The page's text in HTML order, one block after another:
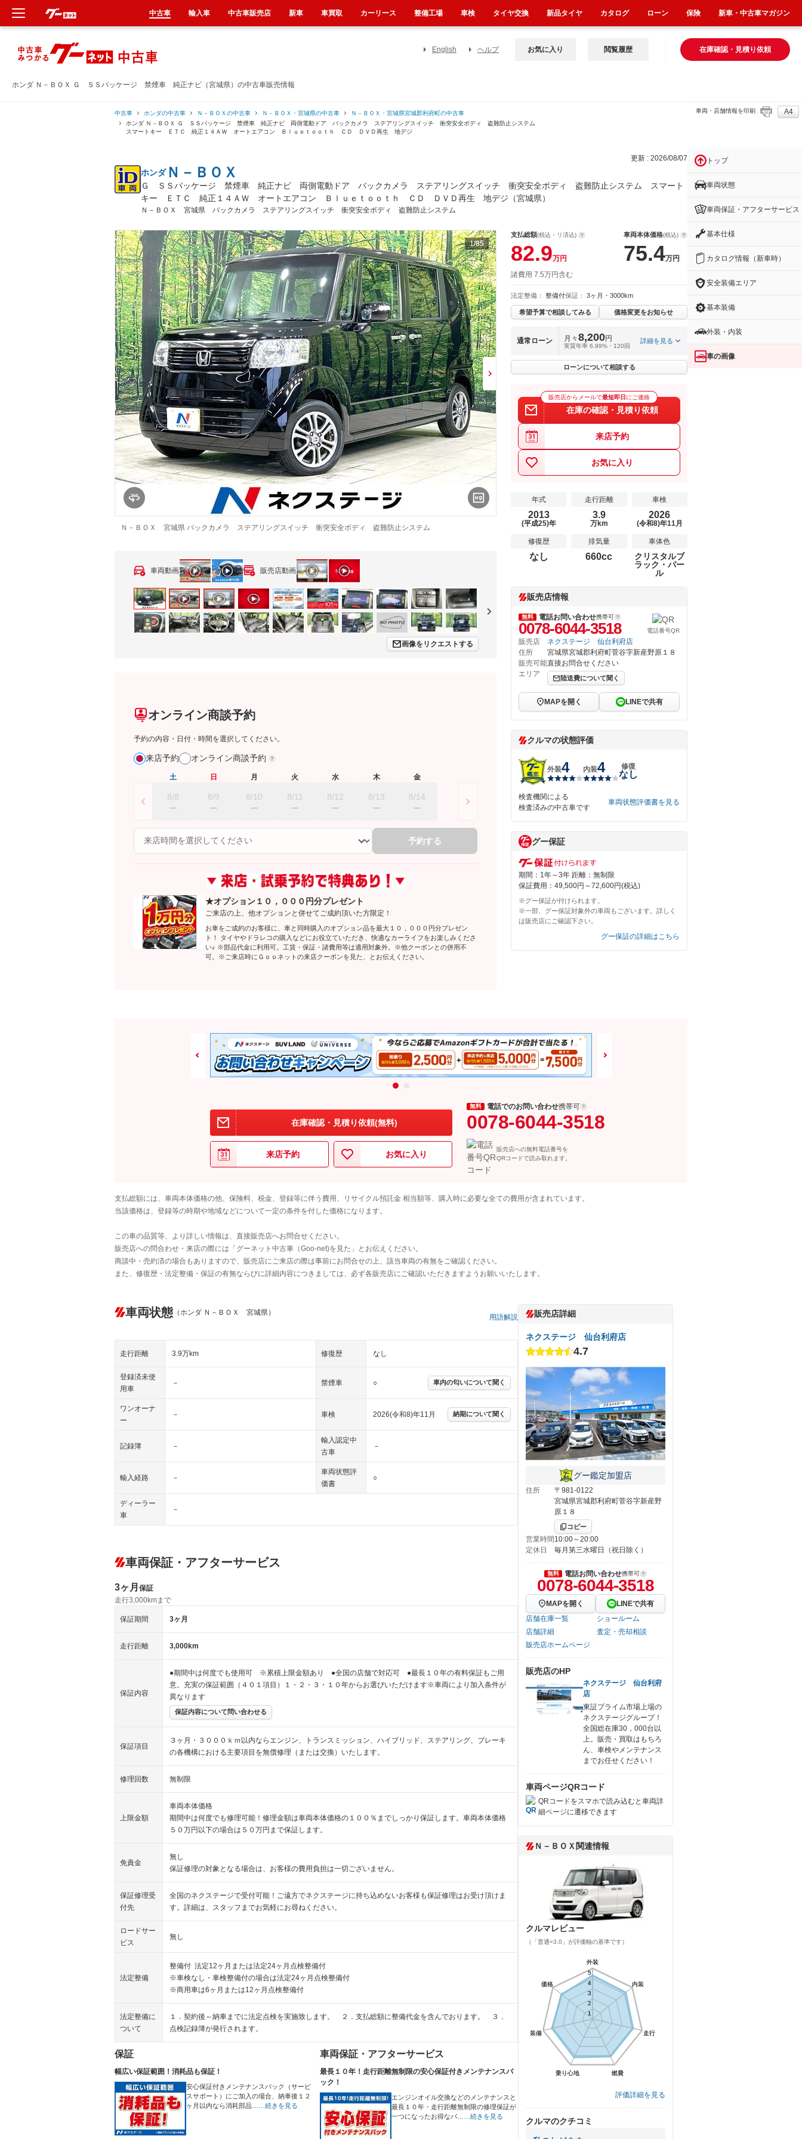
ホンダ Ｎ－ＢＯＸ Ｇ ＳＳパッケージ 禁煙車 純正ナビ（宮城県）の中古車販売情報
English ヘルプ 在庫確認・見積り依頼
お気に入り 閲覧履歴
中古車 ホンダの中古車 Ｎ－ＢＯＸの中古車 Ｎ－ＢＯＸ・宮城県の中古車
Ｎ－ＢＯＸ・宮城県宮城郡利府町の中古車
ホンダ Ｎ－ＢＯＸ Ｇ ＳＳパッケージ 禁煙車 純正ナビ 両側電動ドア バックカメラ ステアリングスイッチ 衝突安全ボディ 盗難防止システム
スマートキー ＥＴＣ 純正１４ＡＷ オートエアコン Ｂｌｕｅｔｏｏｔｈ ＣＤ ＤＶＤ再生 地デジ
車両・店舗情報を印刷 A4
更新 : 2026/08/07
ホンダＮ－ＢＯＸ
Ｇ ＳＳパッケージ 禁煙車 純正ナビ 両側電動ドア バックカメラ ステアリングスイッチ 衝突安全ボディ 盗難防止システム スマート
キー ＥＴＣ 純正１４ＡＷ オートエアコン Ｂｌｕｅｔｏｏｔｈ ＣＤ ＤＶＤ再生 地デジ（宮城県）
Ｎ－ＢＯＸ 宮城県 バックカメラ ステアリングスイッチ 衝突安全ボディ 盗難防止システム
1/85
Ｎ－ＢＯＸ 宮城県 バックカメラ ステアリングスイッチ 衝突安全ボディ 盗難防止システム
車両動画 販売店動画
画像をリクエストする
オンライン商談予約
予約の内容・日付・時間を選択してください。
来店予約 オンライン商談予約
土
8/8
日
8/9
月
8/10
火
8/11
水
8/12
木
8/13
金
8/14
予約する
★オプション１０，０００円分プレゼント
ご来店の上、他オプションと併せてご成約頂いた方限定！
お車をご成約のお客様に、車と同時購入のオプション品を最大１０，０００円分プレゼン
ト！ タイヤやドラレコの購入などにお役立ていただき、快適なカーライフをお楽しみくださ
い♪ ※部品代金に利用可。工賃・保証・諸費用等は適用対象外。※他クーポンとの併用不
可。※ご来店時にＧｏｏネットの来店クーポンを見た、とお伝えください。
支払総額(税込・リ済込)
82.9万円
車両本体価格(税込)
75.4万円
諸費用 7.5万円含む
法定整備： 整備付保証： 3ヶ月・3000km
希望予算で相談してみる 価格変更をお知らせ
通常ローン 月々8,200円
実質年率 6.99%・120回
詳細を見る
ローンについて相談する
販売店からメールで最短即日 にご連絡
在庫の確認・見積り依頼
来店予約
お気に入り
年式
2013
(平成25)年
走行距離
3.9
万km
車検
2026
(令和8)年11月
修復歴
なし
排気量
660cc
車体色
クリスタルブ
ラック・パー
ル
販売店情報
無料 電話お問い合わせ携帯可
0078-6044-3518 電話番号QR
販売店
ネクステージ 仙台利府店
住所
宮城県宮城郡利府町菅谷字新産野原１８
販売可能
エリア
直接お問合せください
陸送費について聞く
MAPを開く LINEで共有
クルマの状態評価
外装4 内装4 修復
なし
検査機関による
検査済みの中古車です
車両状態評価書を見る
グー保証
期間：1年～3年 距離：無制限
保証費用：49,500円～72,600円(税込)
※グー保証が付けられます。
※一部、グー保証対象外の車両もございます。詳しく
は販売店にご確認下さい。
グー保証の詳細はこちら
在庫確認・見積り依頼(無料)
来店予約 お気に入り
無料 電話でのお問い合わせ携帯可
0078-6044-3518
販売店への無料電話番号を
QRコードで読み取れます。
支払総額には、車両本体価格の他、保険料、税金、登録等に伴う費用、リサイクル預託金 相当額等、購入時に必要な全ての費用が含まれています。
当該価格は、登録等の時期や地域などについて一定の条件を付した価格になります。
この車の品質等、より詳しい情報は、直接販売店へお問合せください。
販売店への問合わせ・来店の際には「グーネット中古車（Goo-net)を見た」とお伝えください。
商談中・売約済の場合もありますので、販売店にご来店の際は事前にお問合せの上、該当車両の有無をご確認ください。
また、修復歴・法定整備・保証の有無ならびに詳細内容につきましては、必ず各販売店にご確認いただきますようお願いいたします。
車両状態 （ホンダ Ｎ－ＢＯＸ 宮城県）
用語解説
走行距離 3.9万km 修復歴 なし
登録済未使
用車
－ 禁煙車 ○ 車内の匂いについて聞く
ワンオーナ
ー
－ 車検 2026(令和8)年11月 納期について聞く
記録簿 －
輸入認定中
古車
－
輸入経路 －
車両状態評
価書
○
ディーラー
車
－
車両保証・アフターサービス
3ヶ月 保証
走行3,000kmまで
保証期間 3ヶ月
走行距離 3,000km
保証内容
●期間中は何度でも使用可 ※累積上限金額あり ●全国の店舗で対応可 ●最長１０年の有料保証もご用
意。充実の保証範囲（４０１項目）１・２・３・１０年からお選びいただけます※車両により加入条件が
異なります
保証内容について問い合わせる
保証項目
３ヶ月・３０００ｋｍ以内ならエンジン、トランスミッション、ハイブリッド、ステアリング、ブレーキ
の各機構における主要項目を無償修理（または交換）いたします。
修理回数 無制限
上限金額
車両本体価格
期間中は何度でも修理可能！修理金額は車両本体価格の１００％までしっかり保証します。車両本体価格
５０万円以下の場合は５０万円まで保証します。
免責金
無し
保証修理の対象となる場合は、お客様の費用負担は一切ございません。
保証修理受
付先
全国のネクステージで受付可能！ご遠方でネクステージに持ち込めないお客様も保証修理はお受け頂けま
す。詳細は、スタッフまでお気軽にお尋ねください。
ロードサー
ビス
無し
法定整備
整備付 法定12ヶ月または法定24ヶ月点検整備付
※車検なし・車検整備付の場合は法定24ヶ月点検整備付
※商用車は6ヶ月または12ヶ月点検整備付
法定整備に
ついて
１．契約後～納車までに法定点検を実施致します。 ２．支払総額に整備代金を含んでおります。 ３．
点検記録簿が発行されます。
保証
幅広い保証範囲！消耗品も保証！
安心保証付きメンテナンスパック（サービ
スサポート）にご加入の場合、納車後１２
ヶ月以内なら消耗部品…
…続きを見る
車両保証・アフターサービス
最長１０年！走行距離無制限の安心保証付きメンテナンスパ
ック！
エンジンオイル交換などのメンテナンスと
最長１０年・走行距離無制限の修理保証が
一つになったお得なパ…
…続きを見る
販売店詳細
ネクステージ 仙台利府店
4.7
グー鑑定加盟店
住所
〒981-0122
宮城県宮城郡利府町菅谷字新産野
原１８
コピー
営業時間 10:00～20:00
定休日
毎月第三水曜日（祝日除く）
無料 電話お問い合わせ携帯可
0078-6044-3518
MAPを開く
LINEで共有
店舗在庫一覧
ショールーム
店舗詳細
査定・売却相談
販売店ホームページ
販売店のHP
ネクステージ 仙台利府
店
東証プライム市場上場の
ネクステージグループ！
全国総在庫30，000台以
上。販売・買取はもちろ
ん、車検やメンテナンス
までお任せください！
車両ページQRコード
QRコードをスマホで読み込むと車両詳
細ページに遷移できます
Ｎ－ＢＯＸ関連情報
クルマレビュー
（「普通=3.0」が評価軸の基準です）
外装
内装
走行
燃費
乗り心地
装備
価格
1
2
3
4
5
外装
内装
走行
燃費
乗り心地
装備
価格
1
2
3
4
5
評価詳細を見る
クルマのクチコミ
トップ
車両状態
車両保証・アフターサービス
基本仕様
カタログ情報（新車時）
安全装備エリア
基本装備
外装・内装
車の画像
中古車 輸入車 中古車販売店 新車 車買取 カーリース 整備工場 車検 タイヤ交換 新品タイヤ カタログ ローン 保険 新車・中古車マガジン
新車
中古車